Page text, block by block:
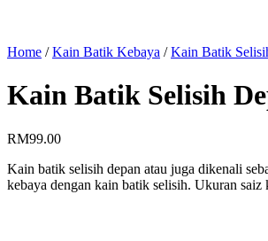
Home /Kain Batik Kebaya /Kain Batik
Kain Batik Selisih
RM99.00
Kain batik selisih depan atau juga dikenali
kebaya dengan kain batik selisih. Ukuran